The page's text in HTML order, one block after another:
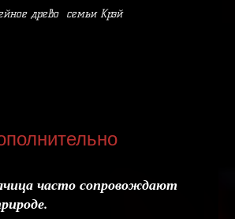
древо семьи Крэй
часто сопровождают